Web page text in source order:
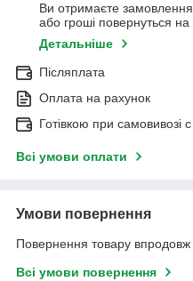
Ви отримаєте замовлення
або гроші повернуться на
Детальніше
Післяплата
Оплата на рахунок
Готівкою при самовивозі
Всі умови оплати
Умови повернення
Повернення товару впродовж
Всі умови повернення